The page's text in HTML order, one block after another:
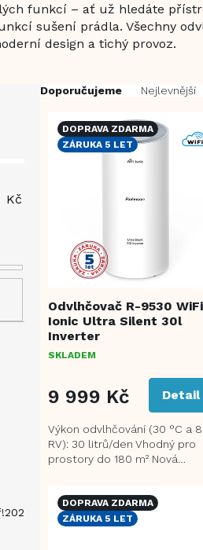
funkcí – ať už hledáte
sušení prádla. Všechny
design a tichý provoz.
40
Ř
Doporučujeme Nejlevnější
DOPRAVA ZDARMA
ZÁRUKA 5 LET
Odvlhčovač R-9530 WiFi
Ionic Ultra Silent 30l
Inverter
SKLADEM
9 999 Kč Detail
Výkon odvlhčování (30 °C a
RV): 30 litrů/den Vhodný pro
prostory do 180 m² Nová
DOPRAVA ZDARMA
ZÁRUKA 5 LET